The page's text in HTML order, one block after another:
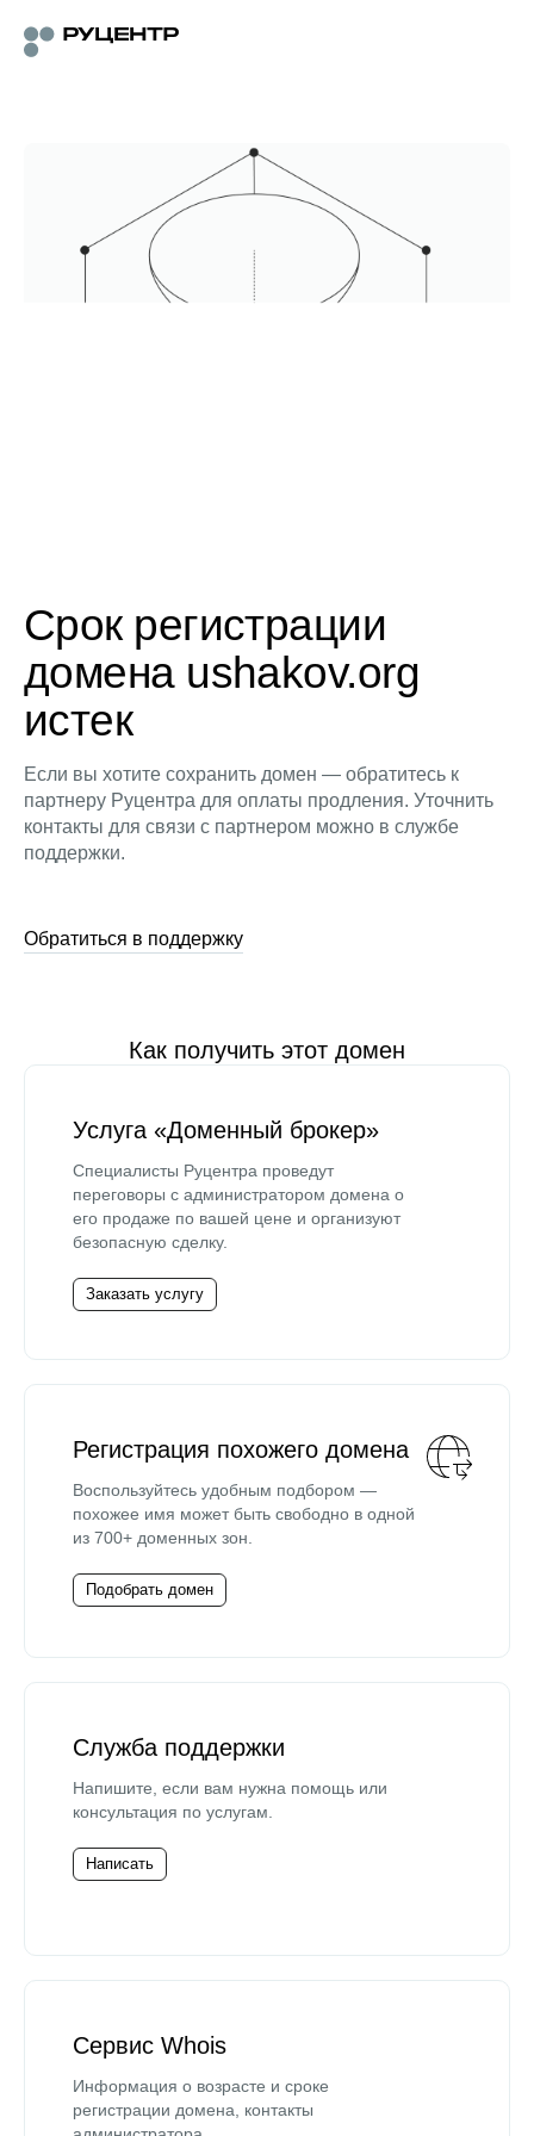
Срок регистрации
домена ushakov.org
истек
Если вы хотите сохранить домен — обратитесь к
партнеру Руцентра для оплаты продления. Уточнить
контакты для связи с партнером можно в службе
поддержки.
Обратиться в поддержку
Как получить этот домен
Услуга «Доменный брокер»
Специалисты Руцентра проведут
переговоры с администратором домена о
его продаже по вашей цене и организуют
безопасную сделку.
Заказать услугу
Регистрация похожего домена
Воспользуйтесь удобным подбором —
похожее имя может быть свободно в одной
из 700+ доменных зон.
Подобрать домен
Служба поддержки
Напишите, если вам нужна помощь или
консультация по услугам.
Написать
Сервис Whois
Информация о возрасте и сроке
регистрации домена, контакты